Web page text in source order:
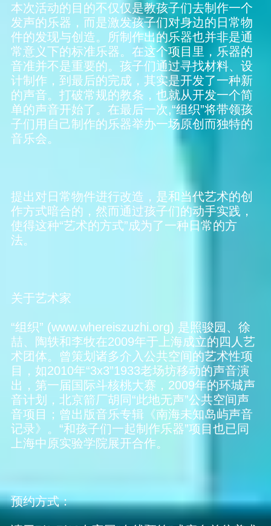
本次活动的目的不仅仅是教孩子们去制作一个
发声的乐器，而是激发孩子们对身边的日常物
件的发现与创造。所制作出的乐器也并非是通
常意义下的标准乐器。在这个项目里，乐器的
音准并不是重要的。孩子们通过寻找材料、设
计制作，到最后的完成，其实是开发了一种新
的声音。打破常规的教条，也就从开发一个简
单的声音开始了。在最后一次,“组织”将带领孩
子们用自己制作的乐器举办一场原创而独特的
音乐会。
提出对日常物件进行改造，是和当代艺术的创
作方式暗合的，然而通过孩子们的动手实践，
使得这种“艺术的方式”成为了一种日常的方
法。
关于艺术家
“组织” (www.whereiszuzhi.org) 是照骏园、徐
喆、陶轶和李牧在2009年于上海成立的四人艺
术团体。曾策划诸多介入公共空间的艺术性项
目，如2010年“3x3”1933老场坊移动的声音演
出，第一届国际斗核桃大赛，2009年的环城声
音计划，北京箭厂胡同“此地无声”公共空间声
音项目；曾出版音乐专辑《南海未知岛屿声音
记录》。“和孩子们一起制作乐器”项目也已同
上海中原实验学院展开合作。
预约方式：